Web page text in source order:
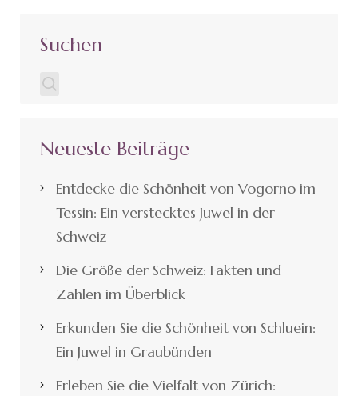
Suchen
Neueste Beiträge
Entdecke die Schönheit von Vogorno im
Tessin: Ein verstecktes Juwel in der
Schweiz
Die Größe der Schweiz: Fakten und
Zahlen im Überblick
Erkunden Sie die Schönheit von Schluein:
Ein Juwel in Graubünden
Erleben Sie die Vielfalt von Zürich: